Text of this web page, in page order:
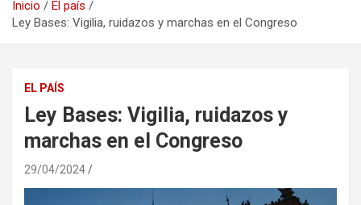
Inicio
El país
Ley Bases: Vigilia, ruidazos y marchas en el Congreso
EL PAÍS
Ley Bases: Vigilia, ruidazos y
marchas en el Congreso
29/04/2024